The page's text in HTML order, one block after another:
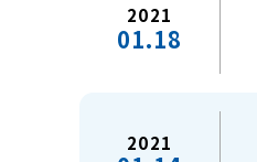
2021
01.18
2021